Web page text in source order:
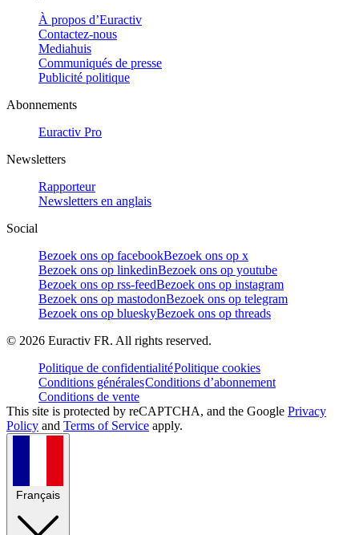
À propos d’Euractiv
Contactez-nous
Mediahuis
Communiqués de presse
Publicité politique
Abonnements
Euractiv Pro
Newsletters
Rapporteur
Newsletters en anglais
Social
Bezoek ons op facebookBezoek ons op x
Bezoek ons op linkedinBezoek ons op youtube
Bezoek ons op rss-feedBezoek ons op instagram
Bezoek ons op mastodonBezoek ons op telegram
Bezoek ons op blueskyBezoek ons op threads
© 2026 Euractiv FR. All rights reserved.
Politique de confidentialitéPolitique cookies
Conditions généralesConditions d’abonnement
Conditions de vente
This site is protected by reCAPTCHA, and the Google Privacy
Policy and Terms of Service apply.
Français